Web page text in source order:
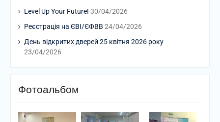
Level Up Your Future! 30/04/2026
Реєстрація на ЄВІ/ЄФВВ 24/04/2026
День відкритих дверей 25 квітня 2026 року
23/04/2026
Фотоальбом